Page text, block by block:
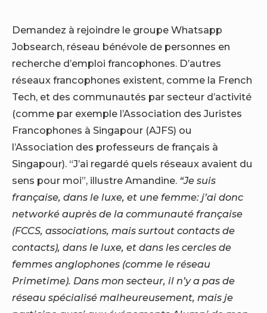
Demandez à rejoindre le groupe Whatsapp
Jobsearch, réseau bénévole de personnes en
recherche d’emploi francophones. D’autres
réseaux francophones existent, comme la French
Tech, et des communautés par secteur d’activité
(comme par exemple l’Association des Juristes
Francophones à Singapour (AJFS) ou
l’Association des professeurs de français à
Singapour). “J’ai regardé quels réseaux avaient du
sens pour moi”, illustre Amandine. “Je suis
française, dans le luxe, et une femme: j’ai donc
networké auprès de la communauté française
(FCCS, associations, mais surtout contacts de
contacts), dans le luxe, et dans les cercles de
femmes anglophones (comme le réseau
Primetime). Dans mon secteur, il n’y a pas de
réseau spécialisé malheureusement, mais je